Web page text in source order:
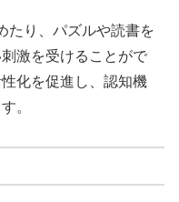
たり、パズルや読書を
激を受けることがで
化を促進し、認知機
。